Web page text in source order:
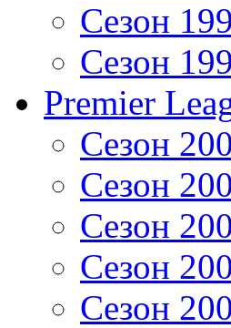
Сезон
Сезон
Premier
Сезон
Сезон
Сезон
Сезон
Сезон